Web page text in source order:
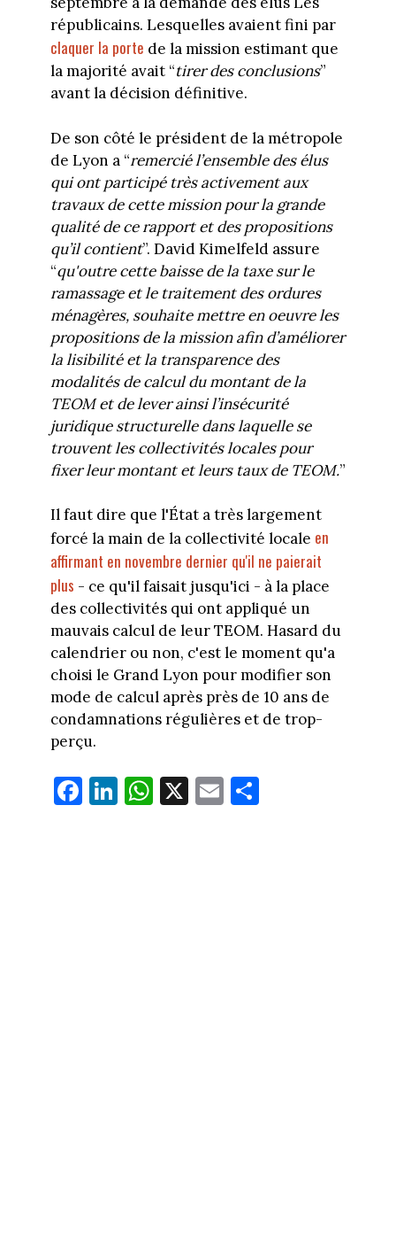
républicains. Lesquelles avaient fini par
claquer la porte de la mission estimant que
la majorité avait “tirer des conclusions”
avant la décision définitive.
De son côté le président de la métropole
de Lyon a “remercié l’ensemble des élus
qui ont participé très activement aux
travaux de cette mission pour la grande
qualité de ce rapport et des propositions
qu’il contient”. David Kimelfeld assure
“qu'outre cette baisse de la taxe sur le
ramassage et le traitement des ordures
ménagères, souhaite mettre en oeuvre les
propositions de la mission afin d’améliorer
la lisibilité et la transparence des
modalités de calcul du montant de la
TEOM et de lever ainsi l’insécurité
juridique structurelle dans laquelle se
trouvent les collectivités locales pour
fixer leur montant et leurs taux de TEOM.”
Il faut dire que l'État a très largement
forcé la main de la collectivité locale en
affirmant en novembre dernier qu'il ne paierait
plus - ce qu'il faisait jusqu'ici - à la place
des collectivités qui ont appliqué un
mauvais calcul de leur TEOM. Hasard du
calendrier ou non, c'est le moment qu'a
choisi le Grand Lyon pour modifier son
mode de calcul après près de 10 ans de
condamnations régulières et de trop-
perçu.
Fa
ce
Li
nk
W
ha
X E
m
Pa
rt